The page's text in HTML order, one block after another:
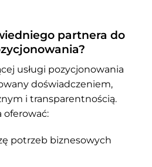
partnera do
usługi pozycjonowania
doświadczeniem,
i transparentnością.
oferować:
potrzeb biznesowych